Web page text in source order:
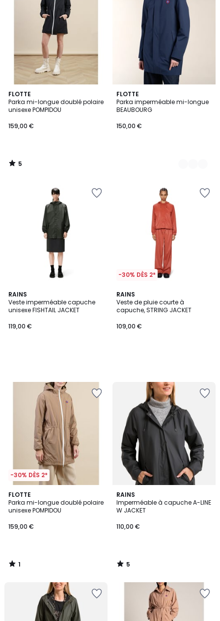
FLOTTE
Parka mi-longue doublé polaire
unisexe POMPIDOU
159,00 €
5
/
5
5
/
FLOTTE
Parka imperméable mi-longue
BEAUBOURG
150,00 €
2
Couleurs
RAINS
Veste imperméable capuche
unisexe FISHTAIL JACKET
119,00 €
-30% DÈS 2*
RAINS
Veste de pluie courte à
capuche, STRING JACKET
109,00 €
-30% DÈS 2*
FLOTTE
Parka mi-longue doublé polaire
unisexe POMPIDOU
159,00 €
1
/
5
1
/
RAINS
Imperméable à capuche A-LINE
W JACKET
110,00 €
5
/
5
5
/